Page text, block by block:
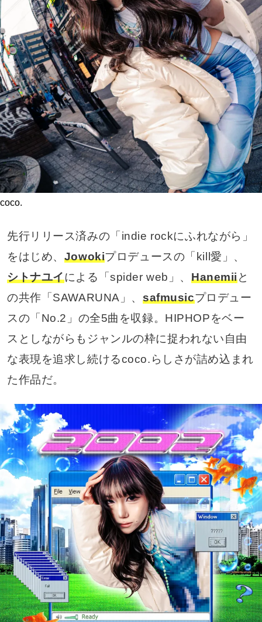
coco.
先行リリース済みの「indie rockにふれながら」
をはじめ、 Jowokiプロデュースの「kill愛」、
シトナユイによる「spider web」、 Hanemiiと
の共作「SAWARUNA」、 safmusicプロデュー
スの「No.2」の全5曲を収録。HIPHOPをベー
スとしながらもジャンルの枠に捉われない自由
な表現を追求し続けるcoco.らしさが詰め込まれ
た作品だ。